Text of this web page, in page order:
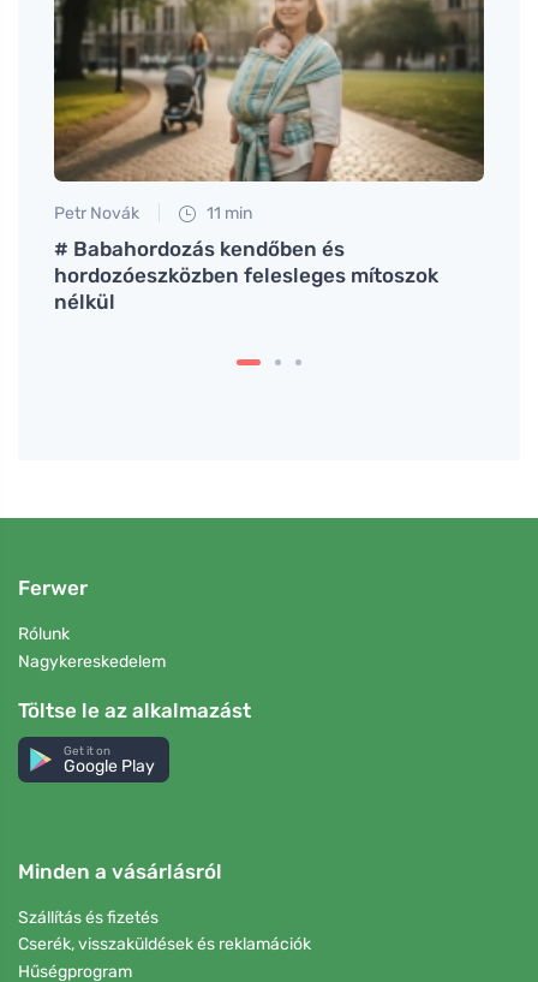
Petr Novák 11 min
# Babahordozás kendőben és
hordozóeszközben felesleges mítoszok
nélkül
Ferwer
Rólunk
Nagykereskedelem
Töltse le az alkalmazást
Get it on
Google Play
Minden a vásárlásról
Szállítás és fizetés
Cserék, visszaküldések és reklamációk
Hűségprogram